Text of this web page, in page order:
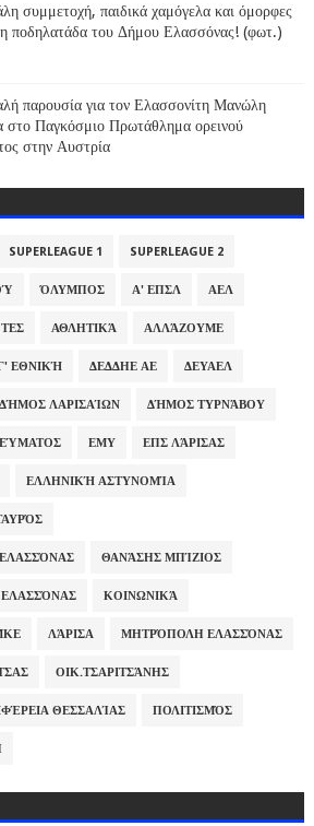
συμμετοχή, παιδικά χαμόγελα και όμορφες
η ποδηλατάδα του Δήμου Ελασσόνας! (φωτ.)
παρουσία για τον Ελασσονίτη Μανώλη
στο Παγκόσμιο Πρωτάθλημα ορεινού
στην Αυστρία
SUPERLEAGUE 1 SUPERLEAGUE 2
ΌΛΥΜΠΟΣ Α' ΕΠΣΛ ΑΕΛ
ΑΘΛΗΤΙΚΆ ΑΛΛΆΖΟΥΜΕ
ΕΘΝΙΚΉ ΔΕΔΔΗΕ ΑΕ ΔΕΥΑΕΛ
ΔΉΜΟΣ ΛΑΡΙΣΑΊΩΝ ΔΉΜΟΣ ΤΥΡΝΆΒΟΥ
ΕΜΥ ΕΠΣ ΛΆΡΙΣΑΣ
ΕΛΛΗΝΙΚΉ ΑΣΤΥΝΟΜΊΑ
ΘΑΝΆΣΗΣ ΜΠΊΖΙΟΣ
ΚΟΙΝΩΝΙΚΆ
ΛΆΡΙΣΑ ΜΗΤΡΌΠΟΛΗ ΕΛΑΣΣΌΝΑΣ
ΟΙΚ.ΤΣΑΡΙΤΣΆΝΗΣ
ΘΕΣΣΑΛΊΑΣ ΠΟΛΙΤΙΣΜΌΣ